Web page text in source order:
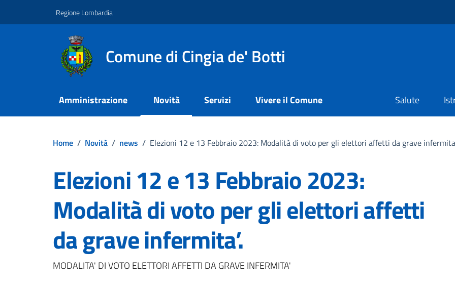
Regione Lombardia
Comune di Cingia de' Botti
Amministrazione Novità Servizi Vivere il Comune Salute
Home / Novità / news / Elezioni 12 e 13 Febbraio 2023: Modalità di voto per gli elettori affetti da grave
Elezioni 12 e 13 Febbraio 2023:
Modalità di voto per gli elettori affetti
da grave infermita’.
Dettagli della notizia
MODALITA' DI VOTO ELETTORI AFFETTI DA GRAVE INFERMITA'